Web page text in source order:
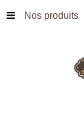
Nos produits